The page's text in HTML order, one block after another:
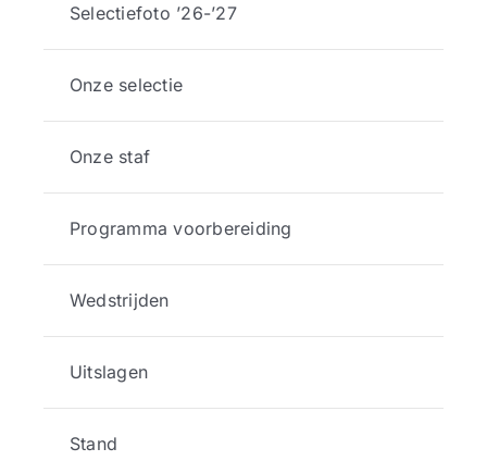
Selectiefoto ’26-’27
Onze selectie
Onze staf
Programma voorbereiding
Wedstrijden
Uitslagen
Stand